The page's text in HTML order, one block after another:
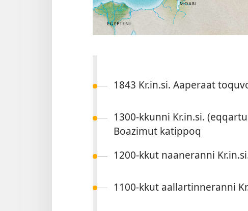
1843 Kr.in.si. Aaperaat
1300-k­kun­ni Kr.in.si.
Boazimut katip­poq
1200-k­kut naaneran­ni
1100-k­kut aal­lar­tin­neran­ni